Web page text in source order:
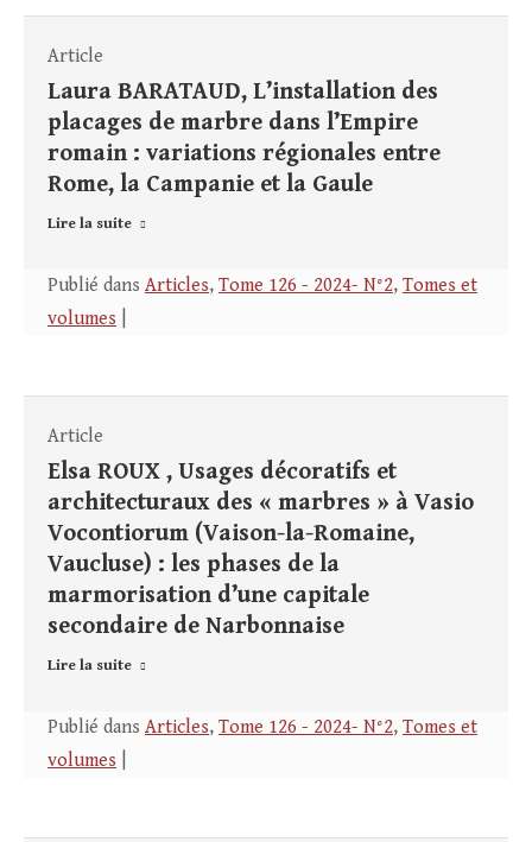
Article
Laura BARATAUD, L’installation des
placages de marbre dans l’Empire
romain : variations régionales entre
Rome, la Campanie et la Gaule
Lire la suite
Publié dans Articles, Tome 126 - 2024- N°2, Tomes et
volumes
Article
Elsa ROUX , Usages décoratifs et
architecturaux des « marbres » à Vasio
Vocontiorum (Vaison-la-Romaine,
Vaucluse) : les phases de la
marmorisation d’une capitale
secondaire de Narbonnaise
Lire la suite
Publié dans Articles, Tome 126 - 2024- N°2, Tomes et
volumes